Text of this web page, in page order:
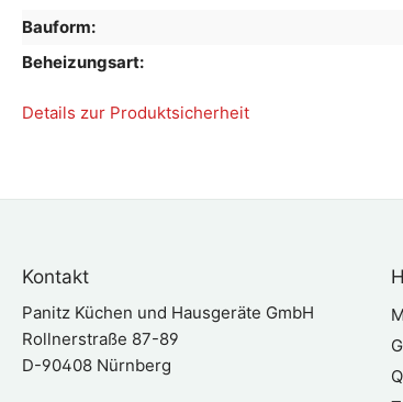
Bauform:
Beheizungsart:
Details zur Produktsicherheit
Kontakt
Panitz Küchen und Hausgeräte GmbH
Rollnerstraße 87-89
D-90408 Nürnberg